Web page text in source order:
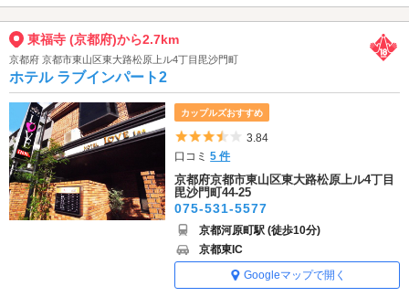
東福寺 (京都府)から2.7km
京都府 京都市東山区東大路松原上ル4丁目毘沙門町
ホテル ラブインパート2
カップルズおすすめ
5つ星のうち3.5
3.84
口コミ5 件
京都府京都市東山区東大路松原上ル4丁目
毘沙門町44-25
075-531-5577
京都河原町駅 (徒歩10分)
京都東IC
Googleマップで開く